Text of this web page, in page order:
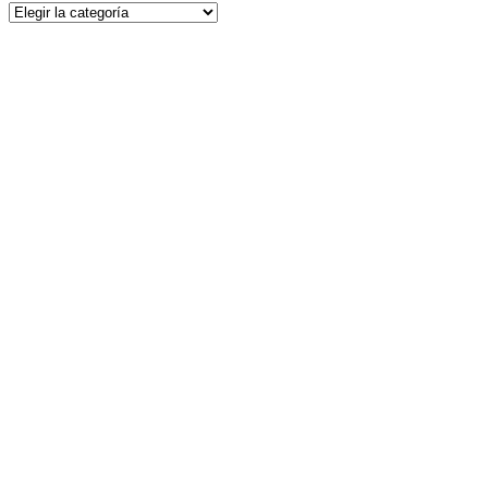
Categorías